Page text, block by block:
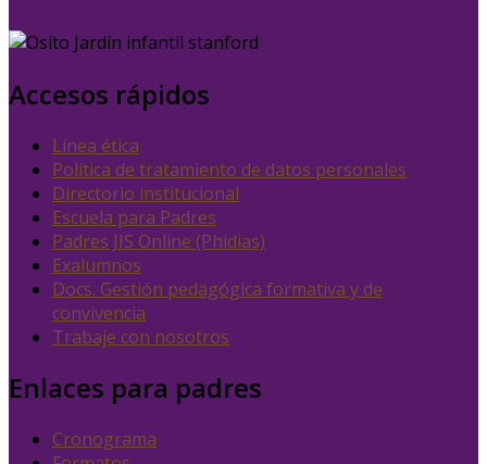
Accesos rápidos
Línea ética
Política de tratamiento de datos personales
Directorio institucional
Escuela para Padres
Padres JIS Online (Phidias)
Exalumnos
Docs. Gestión pedagógica formativa y de
convivencia
Trabaje con nosotros
Enlaces para padres
Cronograma